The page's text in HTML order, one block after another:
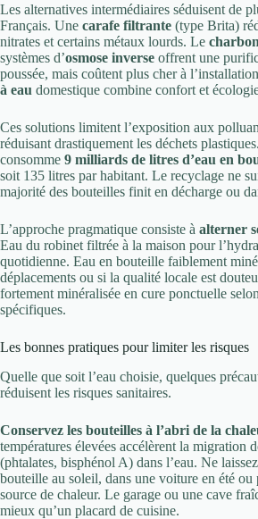
Les alternatives intermédiaires séduisent de
Français. Une carafe filtrante (type Brita)
nitrates et certains métaux lourds. Le
systèmes d’osmose inverse offrent une
poussée, mais coûtent plus cher à
à eau domestique combine confort et
Ces solutions limitent l’exposition aux
réduisant drastiquement les déchets
consomme 9 milliards de litres d’eau en
soit 135 litres par habitant. Le recyclage ne
majorité des bouteilles finit en décharge ou
L’approche pragmatique consiste à alterner
Eau du robinet filtrée à la maison pour
quotidienne. Eau en bouteille faiblement
déplacements ou si la qualité locale est
fortement minéralisée en cure ponctuelle
spécifiques.
Les bonnes pratiques pour limiter les risques
Quelle que soit l’eau choisie, quelques
réduisent les risques sanitaires.
Conservez les bouteilles à l’abri de la
températures élevées accélèrent la migration
(phtalates, bisphénol A) dans l’eau. Ne
bouteille au soleil, dans une voiture en été ou
source de chaleur. Le garage ou une cave
mieux qu’un placard de cuisine.